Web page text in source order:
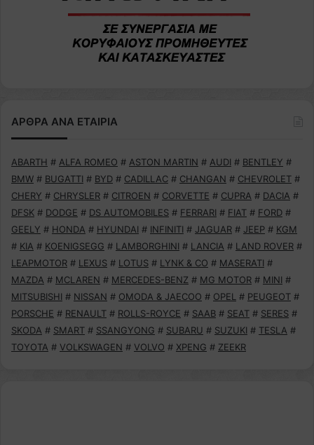
ΑΡΘΡΑ ΑΝΑ ΕΤΑΙΡΙΑ
ABARTH # ALFA ROMEO # ASTON MARTIN # AUDI # BENTLEY #
BMW # BUGATTI # BYD # CADILLAC # CHANGAN # CHEVROLET #
CHERY # CHRYSLER # CITROEN # CORVETTE # CUPRA # DACIA #
DFSK # DODGE # DS AUTOMOBILES # FERRARI # FIAT # FORD #
GEELY # HONDA # HYUNDAI # INFINITI # JAGUAR # JEEP # KGM
# KIA # KOENIGSEGG # LAMBORGHINI # LANCIA # LAND ROVER #
LEAPMOTOR # LEXUS # LOTUS # LYNK & CO # MASERATI #
MAZDA # MCLAREN # MERCEDES-BENZ # MG MOTOR # MINI #
MITSUBISHI # NISSAN # OMODA & JAECOO # OPEL # PEUGEOT #
PORSCHE # RENAULT # ROLLS-ROYCE # SAAB # SEAT # SERES #
SKODA # SMART # SSANGYONG # SUBARU # SUZUKI # TESLA #
TOYOTA # VOLKSWAGEN # VOLVO # XPENG # ZEEKR